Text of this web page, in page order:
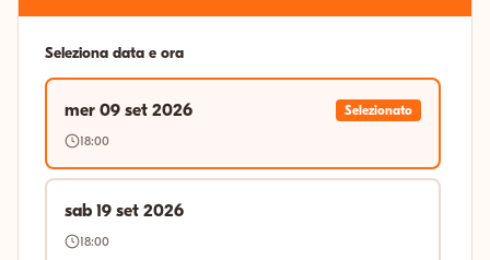
Seleziona data e ora
mer 09 set 2026
Selezionato
18:00
sab 19 set 2026
18:00